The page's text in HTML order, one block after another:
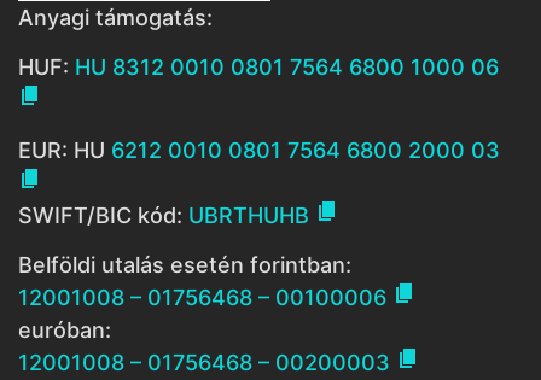
Anyagi támogatás:
HUF: HU 8312 0010 0801 7564 6800 1000 06

EUR: HU 6212 0010 0801 7564 6800 2000 03

SWIFT/BIC kód: UBRTHUHB 
Belföldi utalás esetén forintban:
12001008 – 01756468 – 00100006 
euróban:
12001008 – 01756468 – 00200003 